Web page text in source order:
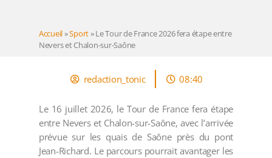
Accueil»Sport»Le Tour de France 2026 fera étape entre
Nevers et Chalon-sur-Saône
redaction_tonic 08:40
Le 16 juillet 2026, le Tour de France fera étape
entre Nevers et Chalon-sur-Saône, avec l’arrivée
prévue sur les quais de Saône près du pont
Jean-Richard. Le parcours pourrait avantager les